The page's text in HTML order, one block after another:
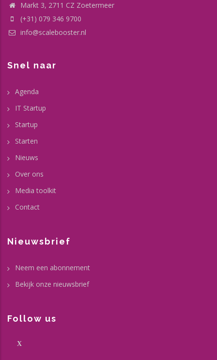
Markt 3, 2711 CZ Zoetermeer
(+31) 079 346 9700
info@scalebooster.nl
Snel naar
Agenda
IT Startup
Startup
Starten
Nieuws
Over ons
Media toolkit
Contact
Nieuwsbrief
Neem een abonnement
Bekijk onze nieuwsbrief
Follow us
X